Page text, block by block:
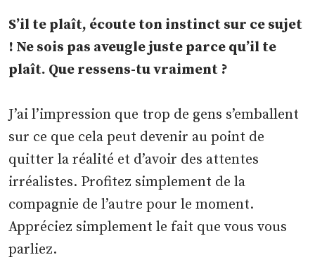
S’il te plaît, écoute ton instinct sur ce sujet
! Ne sois pas aveugle juste parce qu’il te
plaît. Que ressens-tu vraiment ?
J’ai l’impression que trop de gens s’emballent
sur ce que cela peut devenir au point de
quitter la réalité et d’avoir des attentes
irréalistes. Profitez simplement de la
compagnie de l’autre pour le moment.
Appréciez simplement le fait que vous vous
parliez.